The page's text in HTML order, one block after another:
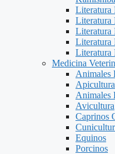
Literatura
Literatura
Literatura
Literatura
Literatura
Medicina
Animales
Apicultura
Animales
Avicultura
Caprinos
Equinos
Porcinos